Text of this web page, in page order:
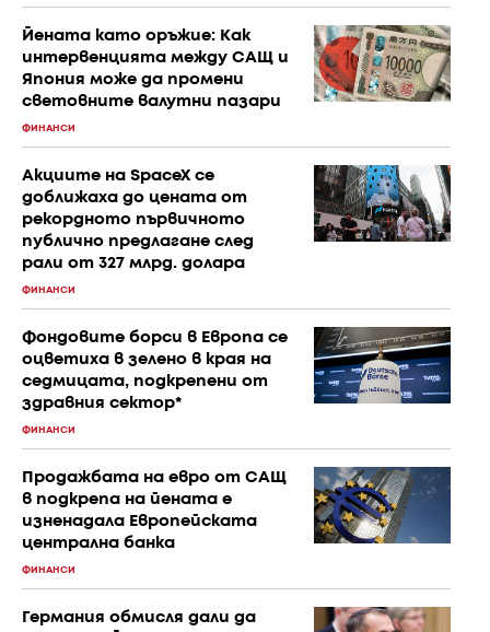
Йената като оръжие: Как
интервенцията между САЩ и
Япония може да промени
световните валутни пазари
ФИНАНСИ
Акциите на SpaceX се
доближаха до цената от
рекордното първичното
публично предлагане след
рали от 327 млрд. долара
ФИНАНСИ
Фондовите борси в Европа се
оцветиха в зелено в края на
седмицата, подкрепени от
здравния сектор*
ФИНАНСИ
Продажбата на евро от САЩ
в подкрепа на йената е
изненадала Европейската
централна банка
ФИНАНСИ
Германия обмисля дали да